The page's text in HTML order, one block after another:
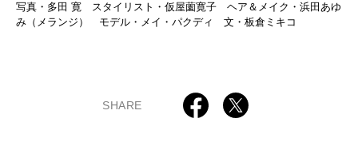
写真・多田 寛 スタイリスト・仮屋薗寛子 ヘア＆メイク・浜田あゆ
み（メランジ） モデル・メイ・パクディ 文・板倉ミキコ
SHARE